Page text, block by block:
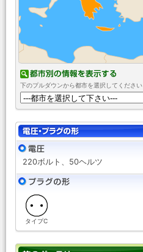
下のプルダウンから都市を選択してください
220ボルト、50ヘルツ
タイプC